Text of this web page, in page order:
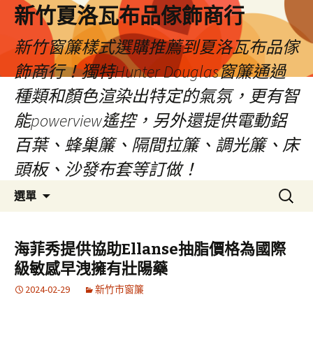
新竹夏洛瓦布品傢飾商行
新竹窗簾樣式選購推薦到夏洛瓦布品傢
飾商行！獨特Hunter Douglas窗簾通過
種類和顏色渲染出特定的氣氛，更有智
能powerview遙控，另外還提供電動鋁
百葉、蜂巢簾、隔間拉簾、調光簾、床
頭板、沙發布套等訂做！
選單
容
搜
尋
鍵
字:
海菲秀提供協助Ellanse抽脂價格為國際
級敏感早洩擁有壯陽藥
2024-02-29 新竹市窗簾